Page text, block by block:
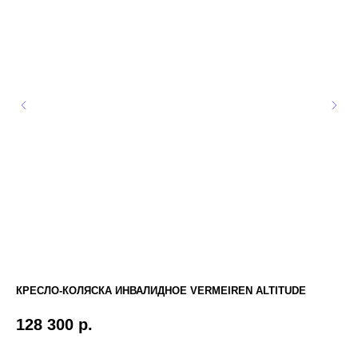
КРЕСЛО-КОЛЯСКА ИНВАЛИДНОЕ VERMEIREN ALTITUDE
128 300 р.